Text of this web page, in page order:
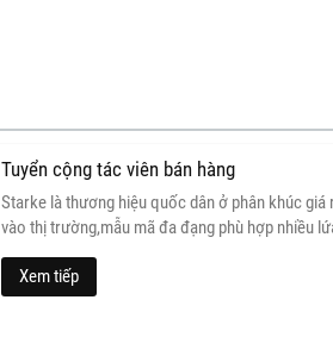
Tuyển cộng tác viên bán hàng
Starke là thương hiệu quốc dân ở phân khúc giá
vào thị trường,mẫu mã đa đạng phù hợp nhiều
Xem tiếp